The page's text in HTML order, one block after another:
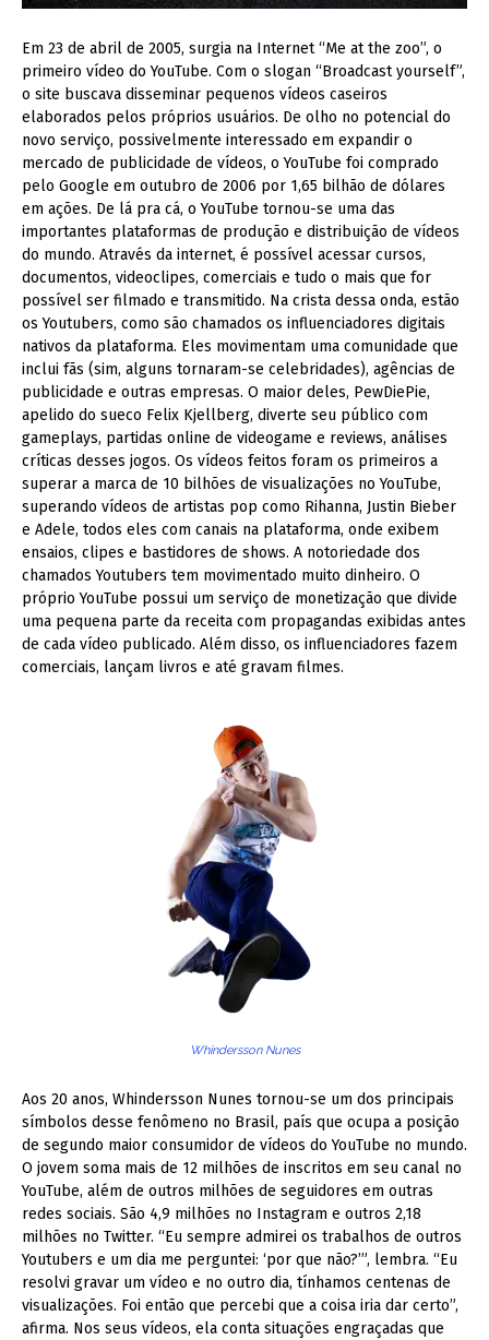
Em 23 de abril de 2005, surgia na Internet “Me at the zoo”, o
primeiro vídeo do YouTube. Com o slogan “Broadcast yourself”,
o site buscava disseminar pequenos vídeos caseiros
elaborados pelos próprios usuários. De olho no potencial do
novo serviço, possivelmente interessado em expandir o
mercado de publicidade de vídeos, o YouTube foi comprado
pelo Google em outubro de 2006 por 1,65 bilhão de dólares
em ações. De lá pra cá, o YouTube tornou-se uma das
importantes plataformas de produção e distribuição de vídeos
do mundo. Através da internet, é possível acessar cursos,
documentos, videoclipes, comerciais e tudo o mais que for
possível ser filmado e transmitido. Na crista dessa onda, estão
os Youtubers, como são chamados os influenciadores digitais
nativos da plataforma. Eles movimentam uma comunidade que
inclui fãs (sim, alguns tornaram-se celebridades), agências de
publicidade e outras empresas. O maior deles, PewDiePie,
apelido do sueco Felix Kjellberg, diverte seu público com
gameplays, partidas online de videogame e reviews, análises
críticas desses jogos. Os vídeos feitos foram os primeiros a
superar a marca de 10 bilhões de visualizações no YouTube,
superando vídeos de artistas pop como Rihanna, Justin Bieber
e Adele, todos eles com canais na plataforma, onde exibem
ensaios, clipes e bastidores de shows. A notoriedade dos
chamados Youtubers tem movimentado muito dinheiro. O
próprio YouTube possui um serviço de monetização que divide
uma pequena parte da receita com propagandas exibidas antes
de cada vídeo publicado. Além disso, os influenciadores fazem
comerciais, lançam livros e até gravam filmes.
Whindersson Nunes
Aos 20 anos, Whindersson Nunes tornou-se um dos principais
símbolos desse fenômeno no Brasil, país que ocupa a posição
de segundo maior consumidor de vídeos do YouTube no mundo.
O jovem soma mais de 12 milhões de inscritos em seu canal no
YouTube, além de outros milhões de seguidores em outras
redes sociais. São 4,9 milhões no Instagram e outros 2,18
milhões no Twitter. “Eu sempre admirei os trabalhos de outros
Youtubers e um dia me perguntei: ‘por que não?’”, lembra. “Eu
resolvi gravar um vídeo e no outro dia, tínhamos centenas de
visualizações. Foi então que percebi que a coisa iria dar certo”,
afirma. Nos seus vídeos, ela conta situações engraçadas que